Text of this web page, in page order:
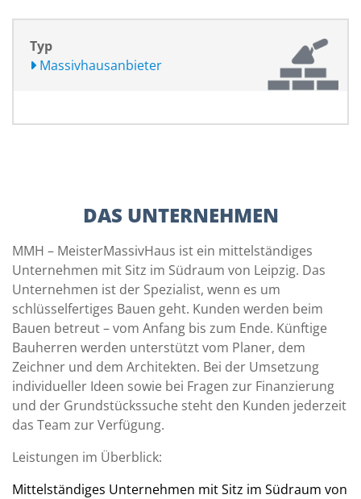
Typ
Massivhausanbieter
DAS UNTERNEHMEN
MMH – MeisterMassivHaus ist ein mittelständiges
Unternehmen mit Sitz im Südraum von Leipzig. Das
Unternehmen ist der Spezialist, wenn es um
schlüsselfertiges Bauen geht. Kunden werden beim
Bauen betreut – vom Anfang bis zum Ende. Künftige
Bauherren werden unterstützt vom Planer, dem
Zeichner und dem Architekten. Bei der Umsetzung
individueller Ideen sowie bei Fragen zur Finanzierung
und der Grundstückssuche steht den Kunden jederzeit
das Team zur Verfügung.
Leistungen im Überblick:
Mittelständiges Unternehmen mit Sitz im Südraum von